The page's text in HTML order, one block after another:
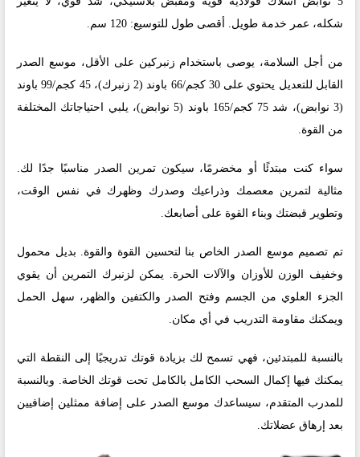
شكله، عمر خدمة طويل. أقصى طول للتوسيع: 120 سم.
من أجل السلامة، يوصى باستخدام زنبركين على الأقل، موسع الصدر
القابل للتعديل يحتوي على 30 كجم/66 باوند (2 زنبرك)، 45 كجم/99 باوند
(3 نوابض)، شد 75 كجم/165 باوند (5 نوابض)، يلبي احتياجاتك المختلفة
من القوة.
سواء كنت مبتدئًا أو مخضرمًا، سيكون تمرين الصدر مناسبًا جدًا لك.
مثالية لتمرين معصمك وذراعيك وصدرك وظهرك في نفس الوقت،
وتطوير قبضتك وبناء القوة على أصابعك.
تم تصميم موسع الصدر الخاص بنا لتحسين القوة والقوة. بديل محمول
وخفيف الوزن للأوزان والآلات الحرة. يمكن لزنبرك التمرين أن يقوي
الجزء العلوي من الجسم وفتح الصدر والكتفين والظهر، سهل الحمل
ويمكنك مقاومة التدريب في أي مكان.
بالنسبة للمبتدئين، فهي تسمح لك بزيادة قوتك تدريجيًا إلى النقطة التي
يمكنك فيها إكمال السحب الكامل بالكامل تحت قوتك الخاصة. وبالنسبة
للمدرب المتقدم، سيساعدك موسع الصدر على إضافة ممثلين إضافيين
بعد إرهاق عضلاتك.